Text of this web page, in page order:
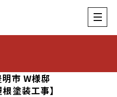
市 W様邸
根塗装工事】